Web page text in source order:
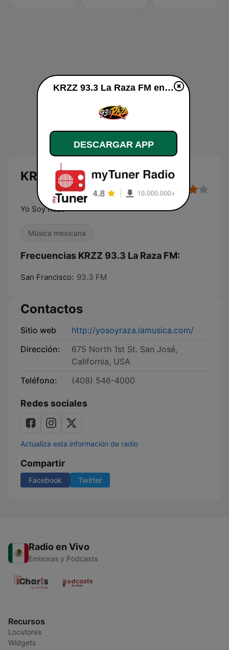
KRZZ 93.3 La Raza FM
Yo Soy Raza
Música mexicana
Frecuencias KRZZ 93.3 La Raza FM:
San Francisco: 93.3 FM
Contactos
Sitio web
http://yosoyraza.lamusica.com/
Dirección:
675 North 1st St. San José,
California, USA
Teléfono:
(408) 546-4000
Redes sociales
Actualiza esta información de radio
Compartir
Facebook Twitter
Radio en Vivo
Emisoras y Podcasts
Recursos
Locutores
Widgets
KRZZ 93.3 La Raza FM en vivo
DESCARGAR APP